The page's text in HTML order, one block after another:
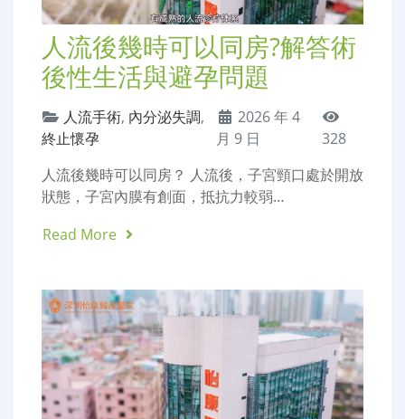
人流後幾時可以同房?解答術
後性生活與避孕問題
人流手術, 內分泌失調,
終止懷孕
2026 年 4
月 9 日
328
人流後幾時可以同房？ 人流後，子宮頸口處於開放
狀態，子宮內膜有創面，抵抗力較弱…
Read More